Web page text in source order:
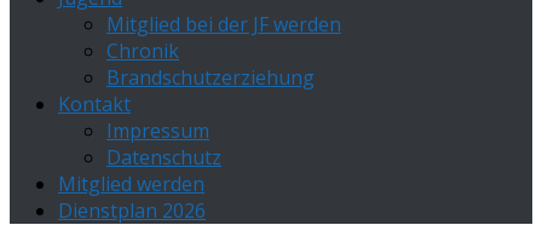
Mitglied bei der JF werden
Chronik
Brandschutzerziehung
Kontakt
Impressum
Datenschutz
Mitglied werden
Dienstplan 2026